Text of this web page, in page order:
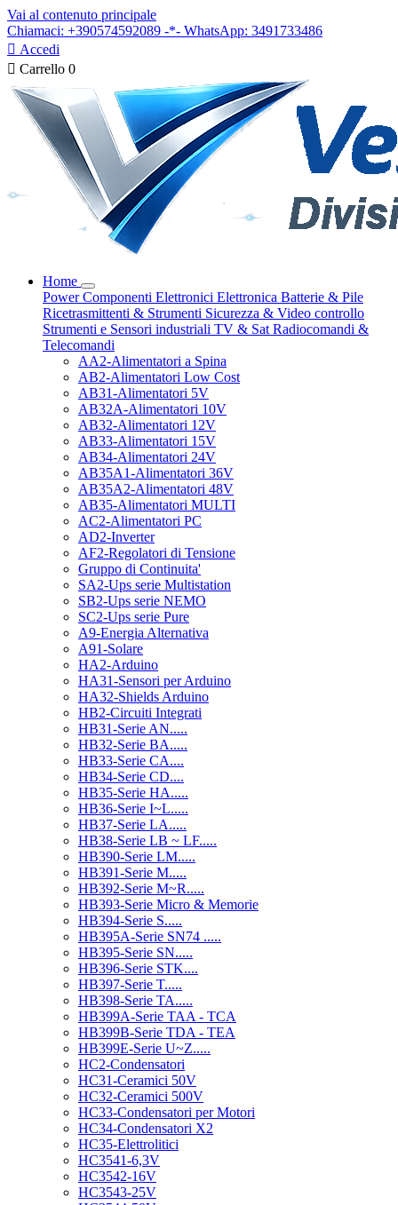
Vai al contenuto principale
Chiamaci: +390574592089 -*- WhatsApp: 3491733486
 Accedi
 Carrello 0
Home
PowerComponenti Elettronici Elettronica Batterie & Pile
Ricetrasmittenti & Strumenti Sicurezza & Video controllo
Strumenti e Sensori industriali TV & Sat Radiocomandi &
Telecomandi
AA2-Alimentatori a Spina
AB2-Alimentatori Low Cost
AB31-Alimentatori 5V
AB32A-Alimentatori 10V
AB32-Alimentatori 12V
AB33-Alimentatori 15V
AB34-Alimentatori 24V
AB35A1-Alimentatori 36V
AB35A2-Alimentatori 48V
AB35-Alimentatori MULTI
AC2-Alimentatori PC
AD2-Inverter
AF2-Regolatori di Tensione
Gruppo di Continuita'
SA2-Ups serie Multistation
SB2-Ups serie NEMO
SC2-Ups serie Pure
A9-Energia Alternativa
A91-Solare
HA2-Arduino
HA31-Sensori per Arduino
HA32-Shields Arduino
HB2-Circuiti Integrati
HB31-Serie AN.....
HB32-Serie BA.....
HB33-Serie CA....
HB34-Serie CD....
HB35-Serie HA.....
HB36-Serie I~L.....
HB37-Serie LA.....
HB38-Serie LB ~ LF.....
HB390-Serie LM.....
HB391-Serie M.....
HB392-Serie M~R.....
HB393-Serie Micro & Memorie
HB394-Serie S.....
HB395A-Serie SN74 .....
HB395-Serie SN.....
HB396-Serie STK....
HB397-Serie T.....
HB398-Serie TA.....
HB399A-Serie TAA - TCA
HB399B-Serie TDA - TEA
HB399E-Serie U~Z.....
HC2-Condensatori
HC31-Ceramici 50V
HC32-Ceramici 500V
HC33-Condensatori per Motori
HC34-Condensatori X2
HC35-Elettrolitici
HC3541-6,3V
HC3542-16V
HC3543-25V